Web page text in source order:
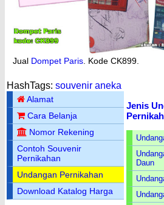
Jual Dompet Paris . Kode CK899.
HashTags: souvenir aneka
Alamat
Cara Belanja
Nomor Rekening
Contoh Souvenir
Pernikahan
Undangan Pernikahan
Download Katalog Harga
Jenis
Daun